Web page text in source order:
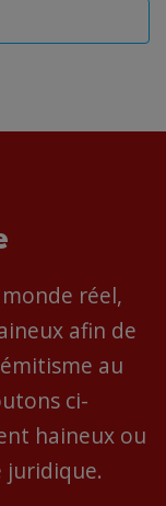
réel,
afin de
au
ci-
haineux ou
juridique.